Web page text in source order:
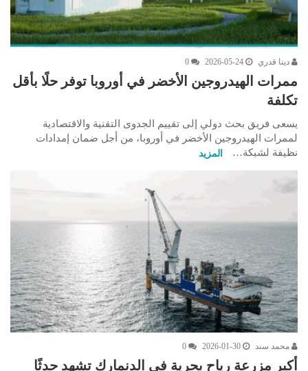
دينا قدري 2026-05-24
0
ممرات الهيدروجين الأخضر في أوروبا توفر حلًا بأقل
تكلفة
يسعى فريق بحث دولي إلى تقييم الجدوى التقنية والاقتصادية
لممرات الهيدروجين الأخضر في أوروبا، من أجل ضمان إمدادات
نظيفة لشبكة…
المزيد
محمد سند 2026-01-30
0
أكبر مزرعة رياح بحرية في الدنمارك تشهد حدثًا